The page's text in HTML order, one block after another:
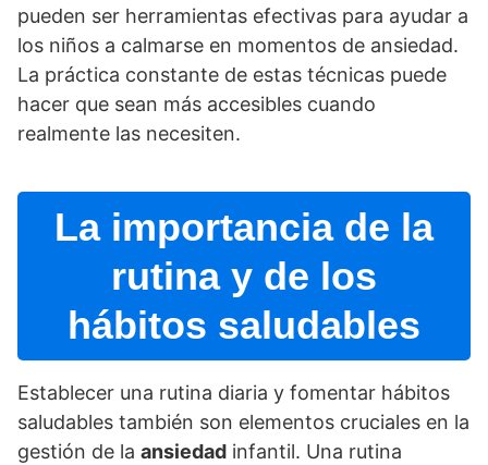
pueden ser herramientas efectivas para ayudar a
los niños a calmarse en momentos de ansiedad.
La práctica constante de estas técnicas puede
hacer que sean más accesibles cuando
realmente las necesiten.
La importancia de la
rutina y de los
hábitos saludables
Establecer una rutina diaria y fomentar hábitos
saludables también son elementos cruciales en la
gestión de la ansiedad infantil. Una rutina